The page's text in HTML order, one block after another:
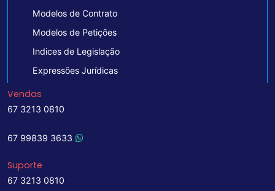
Modelos de Contrato
Modelos de Petições
Indices de Legislação
Expressões Jurídicas
Vendas
67 3213 0810
67 99839 3633
Suporte
67 3213 0810